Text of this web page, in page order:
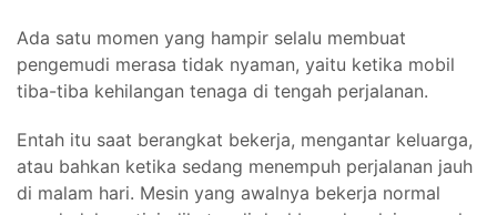
Ada satu momen yang hampir selalu membuat
pengemudi merasa tidak nyaman, yaitu ketika mobil
tiba-tiba kehilangan tenaga di tengah perjalanan.
Entah itu saat berangkat bekerja, mengantar keluarga,
atau bahkan ketika sedang menempuh perjalanan jauh
di malam hari. Mesin yang awalnya bekerja normal